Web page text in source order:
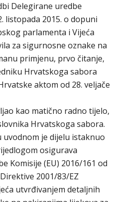
Delegirane uredbe
listopada 2015. o dopuni
parlamenta i Vijeća
za sigurnosne oznake na
primjenu, prvo čitanje,
Hrvatskoga sabora
aktom od 28. veljače
kao matično radno tijelo,
Hrvatskoga sabora.
je dijelu istaknuo
osigurava
Komisije (EU) 2016/161 od
2001/83/EZ
utvrđivanjem detaljnih